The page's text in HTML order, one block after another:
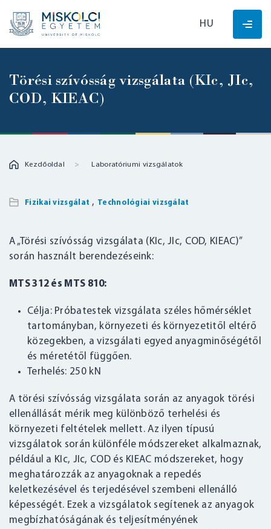
HU
Törési szívósság vizsgálata (KIc, JIc,
COD, KIEAC)
Kezdőoldal Laboratóriumi vizsgálatok
Fizikai vizsgálat , Technológiai vizsgálat
A „Törési szívósság vizsgálata (KIc, JIc, COD, KIEAC)”
során használt berendezéseink:
MTS 312 és MTS 810:
Célja: Próbatestek vizsgálata széles hőmérséklet
tartományban, környezeti és környezetitől eltérő
közegekben, a vizsgálati egyed anyagminőségétől
és méretétől függően.
Terhelés: 250 kN
A törési szívósság vizsgálata során az anyagok törési
ellenállását mérik meg különböző terhelési és
környezeti feltételek mellett. Az ilyen típusú
vizsgálatok során különféle módszereket alkalmaznak,
például a KIc, JIc, COD és KIEAC módszereket, hogy
meghatározzák az anyagoknak a repedés
keletkezésével és terjedésével szembeni ellenálló
képességét. Ezek a vizsgálatok segítenek az anyagok
megbízhatóságának és teljesítményének